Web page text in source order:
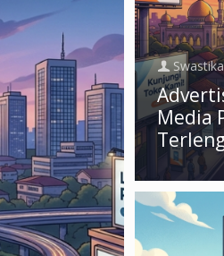
Media